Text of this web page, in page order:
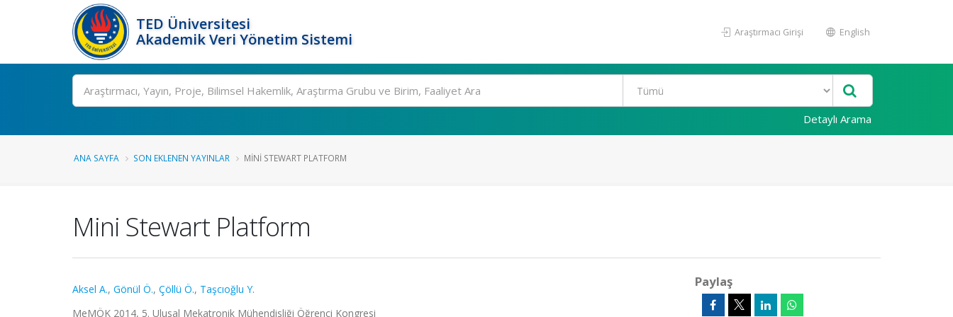
TED Üniversitesi
Akademik Veri Yönetim Sistemi
Araştırmacı Girişi English
Ara
Detaylı Arama
ANA SAYFA SON EKLENEN YAYINLAR MINI STEWART PLATFORM
Mini Stewart Platform
Aksel A., Gönül Ö., Çöllü Ö., Taşcıoğlu Y.
MeMÖK 2014, 5. Ulusal Mekatronik Mühendisliği Öğrenci Kongresi
Paylaş